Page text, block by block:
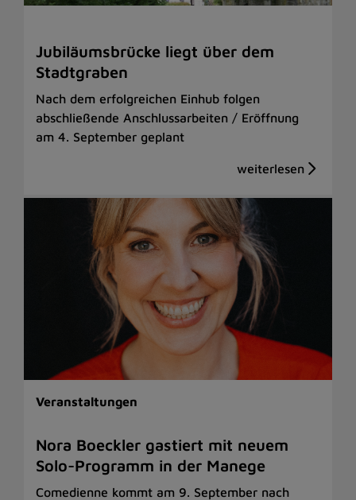
Jubiläumsbrücke liegt über dem
Stadtgraben
Nach dem erfolgreichen Einhub folgen
abschließende Anschlussarbeiten / Eröffnung
am 4. September geplant
Veranstaltungen
Nora Boeckler gastiert mit neuem
Solo-Programm in der Manege
Comedienne kommt am 9. September nach